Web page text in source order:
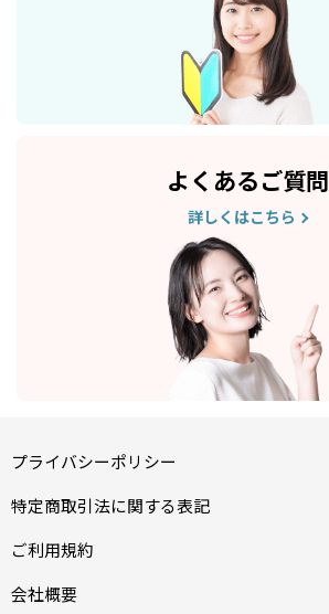
よくあるご質問
詳しくはこちら
プライバシーポリシー
特定商取引法に関する表記
ご利用規約
会社概要